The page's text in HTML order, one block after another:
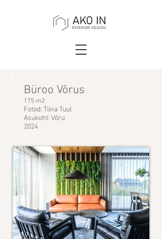
Büroo Võrus
175 m2
Fotod: Tiina Tuul
Asukoht: Võru
2024